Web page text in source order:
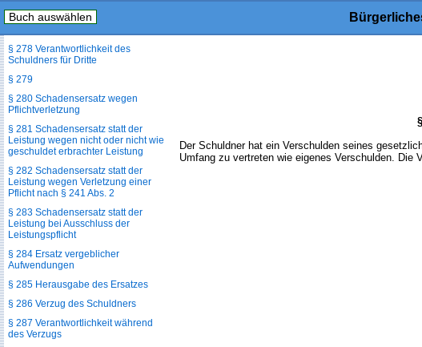
Buch auswählen
Der Schuldner hat ein Verschulden seines
Umfang zu vertreten wie eigenes Verschulden. Die
§ 277 Sorgfalt in eigenen
§ 278 Verantwortlichkeit des
Schuldners für Dritte
§ 279
§ 280 Schadensersatz wegen
Pflichtverletzung
§ 281 Schadensersatz statt der
Leistung wegen nicht oder nicht wie
geschuldet erbrachter Leistung
§ 282 Schadensersatz statt der
Leistung wegen Verletzung einer
Pflicht nach § 241 Abs. 2
§ 283 Schadensersatz statt der
Leistung bei Ausschluss der
Leistungspflicht
§ 284 Ersatz vergeblicher
Aufwendungen
§ 285 Herausgabe des Ersatzes
§ 286 Verzug des Schuldners
§ 287 Verantwortlichkeit während
des Verzugs